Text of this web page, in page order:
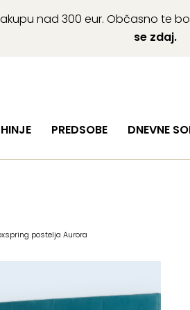
nad 300 eur. Občasno te
se zdaj.
PREDSOBE DNEVNE
postelja Aurora